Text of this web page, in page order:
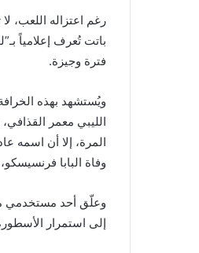
رغم اعتزاله اللعب،
باتت تُعرف إعلامياً
فترة وجيزة.
ويُستشهد بهذه
الليبي معمر
المرة، إلا أن اسمه
وفاة البابا
وعلّق أحد مستخدمي
إلى استمرار